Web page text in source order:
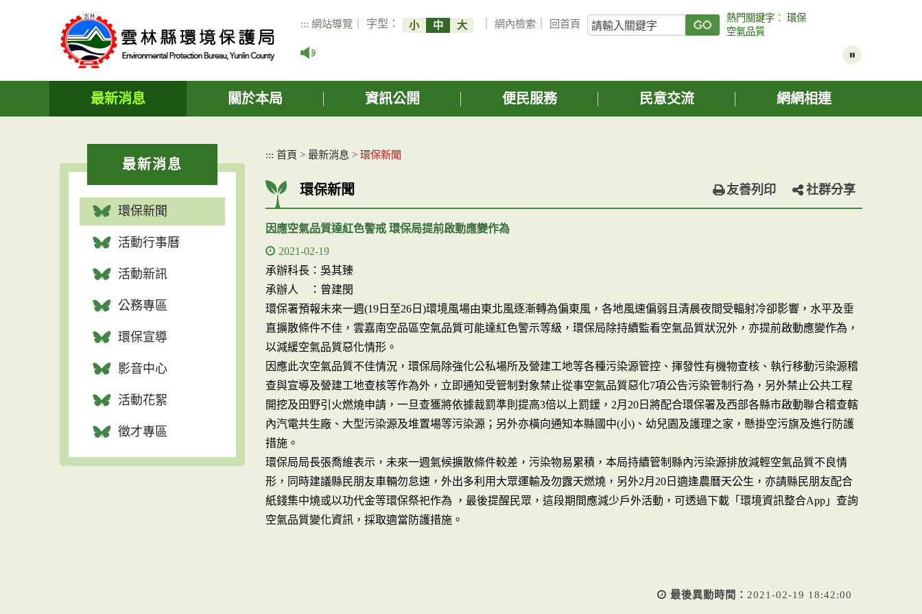
容
::: 網站導覽 ｜ 字型： 小 中 大 ｜網內檢索 回首頁
關
鍵
詢
熱門關鍵字 ：環保
空氣品質
最新消息 關於本局 資訊公開 便民服務 民意交流 網網相連
:::
最新消息
環保新聞
活動行事曆
活動新訊
公務專區
環保宣導
影音中心
活動花絮
徵才專區
::: 首頁 > 最新消息 > 環保新聞
環保新聞 友善列印 社群分享
因應空氣品質達紅色警戒 環保局提前啟動應變作為
2021-02-19
承辦科長：吳其臻
承辦人 ：曾建閔
環保署預報未來一週(19日至26日)環境風場由東北風逐漸轉為偏東風，各地風速偏弱且清晨夜間受輻射冷卻影響，水平及垂
直擴散條件不佳，雲嘉南空品區空氣品質可能達紅色警示等級，環保局除持續監看空氣品質狀況外，亦提前啟動應變作為，
以減緩空氣品質惡化情形。
因應此次空氣品質不佳情況，環保局除強化公私場所及營建工地等各種污染源管控、揮發性有機物查核、執行移動污染源稽
查與宣導及營建工地查核等作為外，立即通知受管制對象禁止從事空氣品質惡化7項公告污染管制行為，另外禁止公共工程
開挖及田野引火燃燒申請，一旦查獲將依據裁罰準則提高3倍以上罰鍰，2月20日將配合環保署及西部各縣市啟動聯合稽查轄
內汽電共生廠、大型污染源及堆置場等污染源；另外亦橫向通知本縣國中(小)、幼兒園及護理之家，懸掛空污旗及進行防護
措施。
環保局局長張喬維表示，未來一週氣候擴散條件較差，污染物易累積，本局持續管制縣內污染源排放減輕空氣品質不良情
形，同時建議縣民朋友車輛勿怠速，外出多利用大眾運輸及勿露天燃燒，另外2月20日適逢農曆天公生，亦請縣民朋友配合
紙錢集中燒或以功代金等環保祭祀作為 ，最後提醒民眾，這段期間應減少戶外活動，可透過下載「環境資訊整合App」查詢
空氣品質變化資訊，採取適當防護措施。
最後異動時間： 2021-02-19 18:42:00